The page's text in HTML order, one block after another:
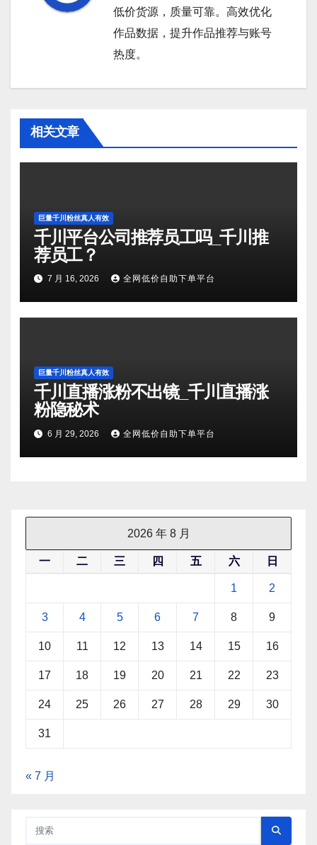
低价货源，质量可靠。高效优化
作品数据，提升作品推荐与账号
热度。
相关文章
巨量千川粉丝真人有效
千川平台公司推荐员工吗_千川推
荐员工？
7 月 16, 2026 全网低价自助下单平台
巨量千川粉丝真人有效
千川直播涨粉不出镜_千川直播涨
粉隐秘术
6 月 29, 2026 全网低价自助下单平台
2026 年 8 月
一 二 三 四 五 六 日
1 2
3 4 5 6 7 8 9
10 11 12 13 14 15 16
17 18 19 20 21 22 23
24 25 26 27 28 29 30
31
« 7 月